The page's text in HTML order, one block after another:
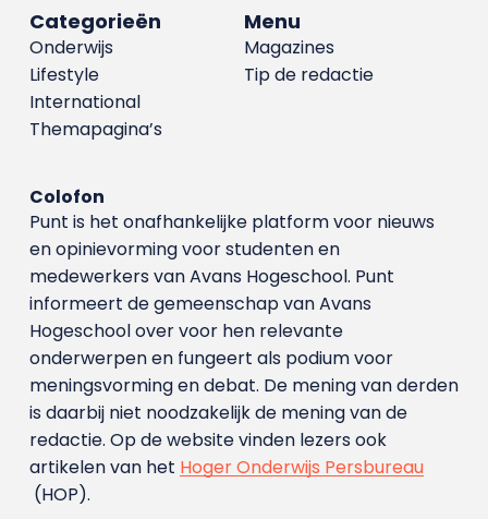
Menu
Magazines
Tip de redactie
Categorieën
Onderwijs
Lifestyle
International
Themapagina’s
Colofon
Punt is het onafhankelijke platform voor nieuws
en opinievorming voor studenten en
medewerkers van Avans Hoge­school. Punt
informeert de gemeenschap van Avans
Hogeschool over voor hen relevante
onderwerpen en fungeert als podium voor
meningsvorming en debat. De mening van derden
is daarbij niet noodzakelijk de mening van de
redactie. Op de website vinden lezers ook
artikelen van het Hoger Onderwijs Persbureau
(HOP).